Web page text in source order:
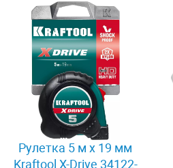
Рулетка 5 м x 19 мм
Kraftool X-Drive 34122-